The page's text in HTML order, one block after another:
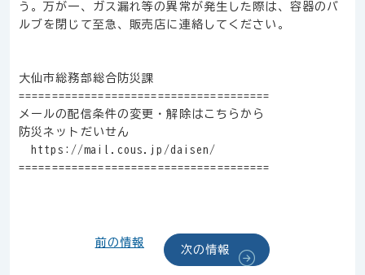
う。万が一、ガス漏れ等の異常が発生した際は、容器のバ
ルブを閉じて至急、販売店に連絡してください。
大仙市総務部総合防災課
======================================
メールの配信条件の変更・解除はこちらから
防災ネットだいせん
https://mail.cous.jp/daisen/
======================================
前の情報
次の情報